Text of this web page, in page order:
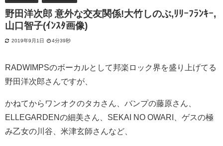
野田洋次郎 意外な交友関係!大竹しのぶ,ﾘﾘｰﾌﾗﾝｷｰ,
山口智子(ｲﾝｽﾀ画像)
2019年9月1日 4分39秒
RADWIMPSのボーカルとして邦楽ロック界を盛り上げてる
野田洋次郎さんですが、
かねてからワンオクのタカさん、バンプの藤原さん、
ELLEGARDENの細美さん、SEKAI NO OWARI、ゲスの極
み乙女の川谷、米津玄師さんなど、